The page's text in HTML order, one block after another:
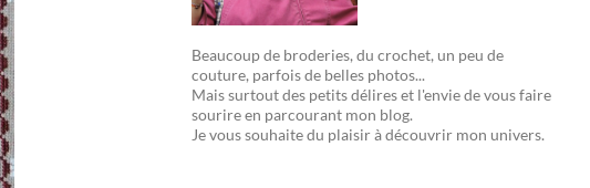
Beaucoup de broderies, du crochet, un peu de
couture, parfois de belles photos...
Mais surtout des petits délires et l'envie de vous faire
sourire en parcourant mon blog.
Je vous souhaite du plaisir à découvrir mon univers.